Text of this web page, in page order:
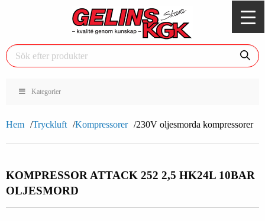
Kategorier
Hem Tryckluft Kompressorer 230V oljesmorda kompressorer
KOMPRESSOR ATTACK 252 2,5 HK24L 10BAR
OLJESMORD